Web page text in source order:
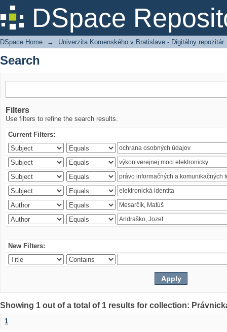
DSpace
Search
DSpace Home → Univerzita Komenského v Bratislave - Digitálny repozitár
Search
Filters
Use filters to refine the search results.
Current Filters:
New Filters:
Showing 1 out of a total of 1 results for collection:
1